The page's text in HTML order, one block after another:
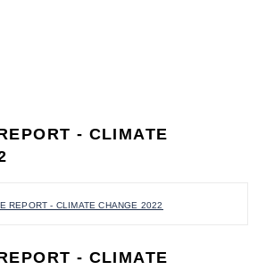
- CLIMATE
REPORT - CLIMATE CHANGE 2022
- CLIMATE